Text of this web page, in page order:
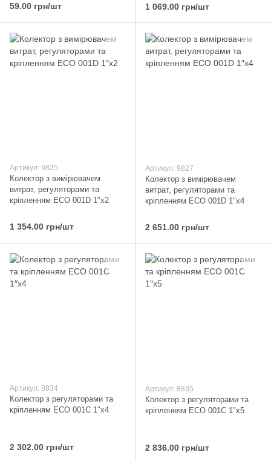
59.00 грн/шт 1 069.00 грн/шт
Артикул: 9825
Колектор з вимірювачем
витрат, регуляторами та
кріпленням ECO 001D 1″x2
1 354.00 грн/шт
Артикул: 9827
Колектор з вимірювачем
витрат, регуляторами та
кріпленням ECO 001D 1″x4
2 651.00 грн/шт
Артикул: 8834
Колектор з регуляторами та
кріпленням ECO 001С 1″x4
2 302.00 грн/шт
Артикул: 8835
Колектор з регуляторами та
кріпленням ECO 001С 1″x5
2 836.00 грн/шт